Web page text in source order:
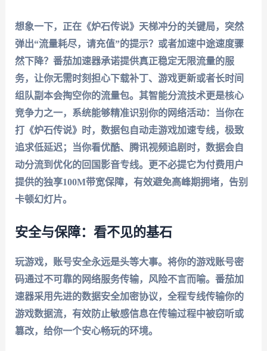
想象一下，正在《炉石传说》天梯冲分的关键局，突然
弹出“流量耗尽，请充值”的提示？或者加速中途速度骤
然下降？ 番茄加速器承诺提供真正稳定无限流量的服
务，让你无需时刻担心下载补丁、游戏更新或者长时间
组队副本会掏空你的流量包。其智能分流技术更是核心
竞争力之一，系统能够精准识别你的网络活动：当你在
打《炉石传说》时，数据包自动走游戏加速专线，极致
追求低延迟；当你看优酷、腾讯视频追剧时，数据会自
动分流到优化的回国影音专线。更不必提它为付费用户
提供的独享100M带宽保障，有效避免高峰期拥堵，告别
卡顿幻灯片。
安全与保障：看不见的基石
玩游戏，账号安全永远是头等大事。将你的游戏账号密
码通过不可靠的网络服务传输，风险不言而喻。 番茄加
速器采用先进的数据安全加密协议，全程专线传输你的
游戏数据流，有效防止敏感信息在传输过程中被窃听或
篡改，给你一个安心畅玩的环境。